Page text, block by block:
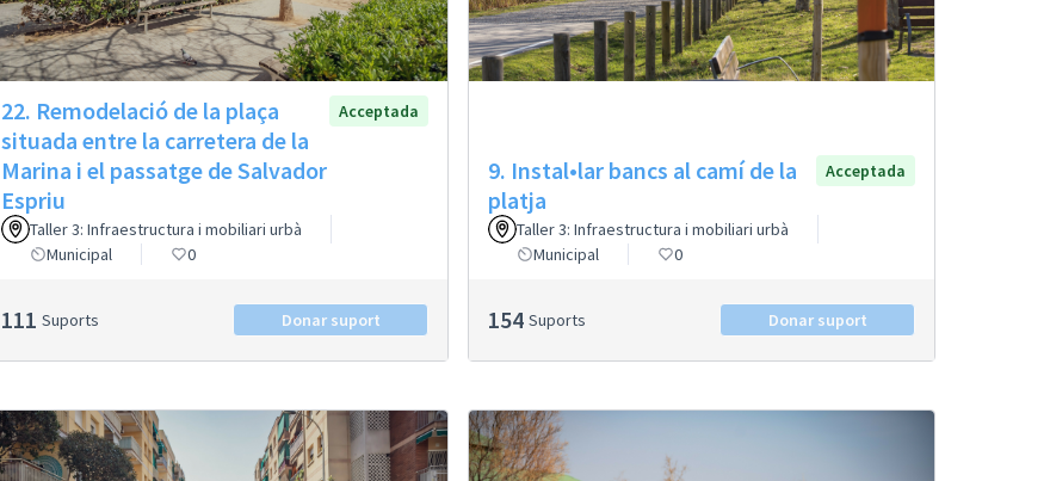
22. Remodelació de la plaça
situada entre la carretera de la
Marina i el passatge de Salvador
Espriu
Acceptada
Taller 3: Infraestructura i mobiliari urbà
Municipal
0
111 Suports Donar suport
9. Instal•lar bancs al camí de la
platja
Acceptada
Taller 3: Infraestructura i mobiliari urbà
Municipal
0
154 Suports Donar suport